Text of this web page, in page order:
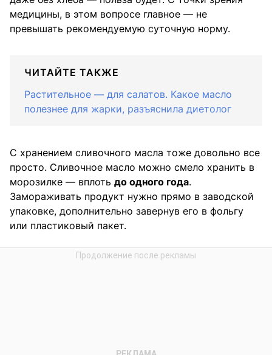
медицины, в этом вопросе главное — не
превышать рекомендуемую суточную норму.
ЧИТАЙТЕ ТАКЖЕ
Растительное — для салатов. Какое масло
полезнее для жарки, разъяснила диетолог
С хранением сливочного масла тоже довольно все
просто. Сливочное масло можно смело хранить в
морозилке — вплоть до одного года.
Замораживать продукт нужно прямо в заводской
упаковке, дополнительно завернув его в фольгу
или пластиковый пакет.